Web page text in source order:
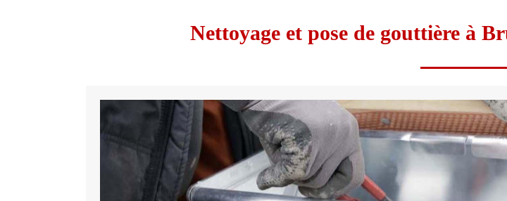
Nettoyage et pose de gouttière à